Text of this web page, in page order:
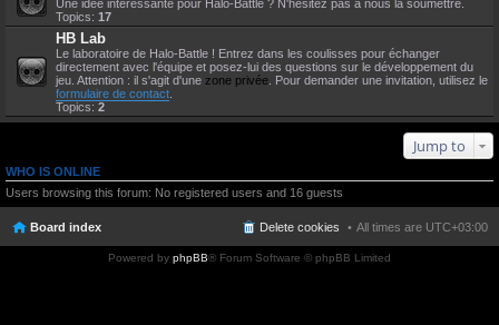
Une idée intéressante pour Halo-Battle ? N'hésitez pas à nous la soumettre.
Topics: 17
HB Lab
Le laboratoire de Halo-Battle ! Entrez dans les coulisses pour échanger
directement avec l'équipe et posez-lui des questions sur le développement du
jeu. Attention : il s'agit d'une zone privée . Pour demander une invitation, utilisez le
formulaire de contact
Topics: 2
Jump to
WHO IS ONLINE
Users browsing this forum: No registered users and 16 guests
Board index All times are UTC+03:00
Delete cookies
Powered by phpBB® Forum Software © phpBB Limited